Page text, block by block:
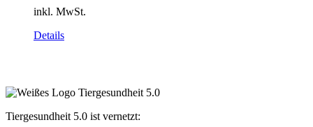
inkl. MwSt.
Details
Tiergesundheit 5.0 ist vernetzt: